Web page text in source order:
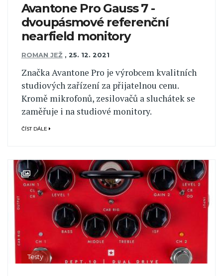
Avantone Pro Gauss 7 -
dvoupásmové referenční
nearfield monitory
ROMAN JEŽ , 25. 12. 2021
Značka Avantone Pro je výrobcem kvalitních
studiových zařízení za přijatelnou cenu.
Kromě mikrofonů, zesilovačů a sluchátek se
zaměřuje i na studiové monitory.
ČÍST DÁLE
Testy